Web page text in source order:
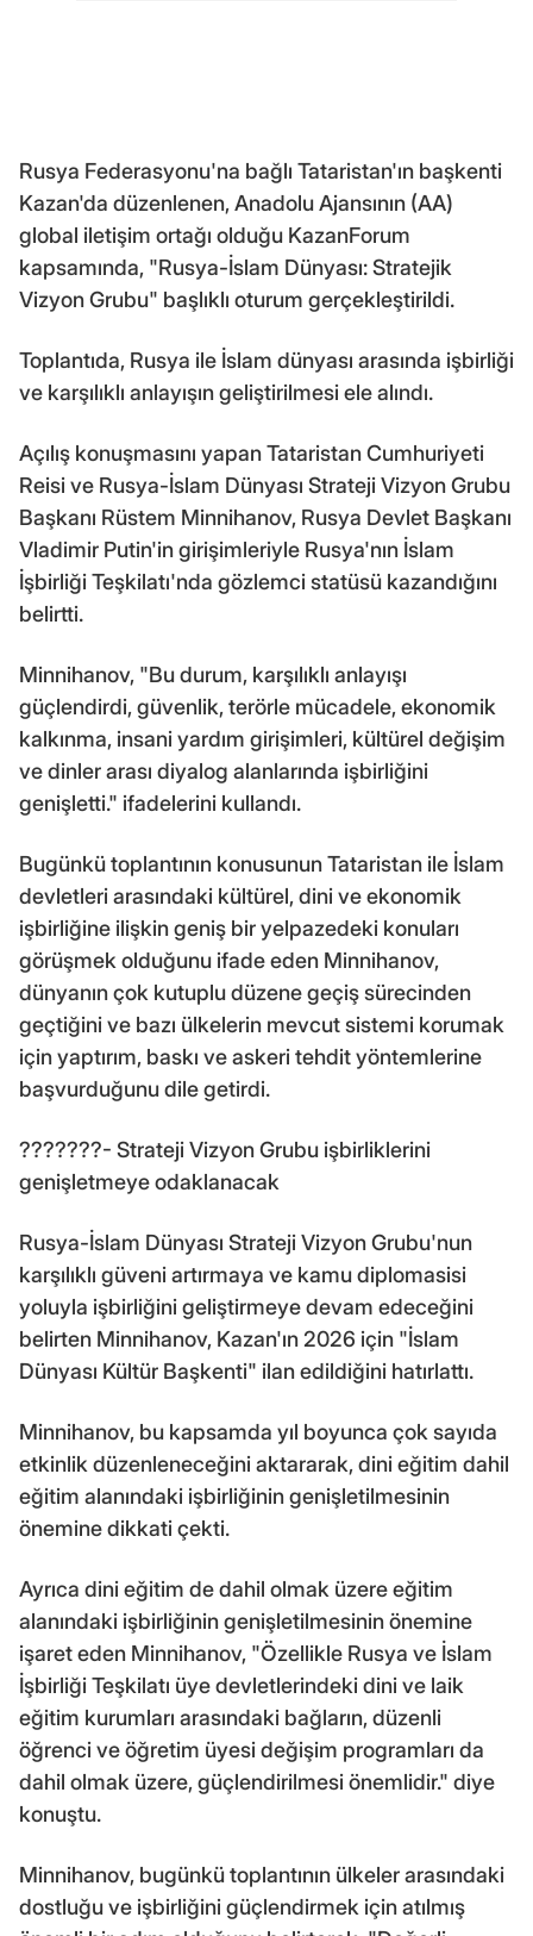
Rusya Federasyonu'na bağlı Tataristan'ın başkenti
Kazan'da düzenlenen, Anadolu Ajansının (AA)
global iletişim ortağı olduğu KazanForum
kapsamında, "Rusya-İslam Dünyası: Stratejik
Vizyon Grubu" başlıklı oturum gerçekleştirildi.
Toplantıda, Rusya ile İslam dünyası arasında işbirliği
ve karşılıklı anlayışın geliştirilmesi ele alındı.
Açılış konuşmasını yapan Tataristan Cumhuriyeti
Reisi ve Rusya-İslam Dünyası Strateji Vizyon Grubu
Başkanı Rüstem Minnihanov, Rusya Devlet Başkanı
Vladimir Putin'in girişimleriyle Rusya'nın İslam
İşbirliği Teşkilatı'nda gözlemci statüsü kazandığını
belirtti.
Minnihanov, "Bu durum, karşılıklı anlayışı
güçlendirdi, güvenlik, terörle mücadele, ekonomik
kalkınma, insani yardım girişimleri, kültürel değişim
ve dinler arası diyalog alanlarında işbirliğini
genişletti." ifadelerini kullandı.
Bugünkü toplantının konusunun Tataristan ile İslam
devletleri arasındaki kültürel, dini ve ekonomik
işbirliğine ilişkin geniş bir yelpazedeki konuları
görüşmek olduğunu ifade eden Minnihanov,
dünyanın çok kutuplu düzene geçiş sürecinden
geçtiğini ve bazı ülkelerin mevcut sistemi korumak
için yaptırım, baskı ve askeri tehdit yöntemlerine
başvurduğunu dile getirdi.
???????- Strateji Vizyon Grubu işbirliklerini
genişletmeye odaklanacak
Rusya-İslam Dünyası Strateji Vizyon Grubu'nun
karşılıklı güveni artırmaya ve kamu diplomasisi
yoluyla işbirliğini geliştirmeye devam edeceğini
belirten Minnihanov, Kazan'ın 2026 için "İslam
Dünyası Kültür Başkenti" ilan edildiğini hatırlattı.
Minnihanov, bu kapsamda yıl boyunca çok sayıda
etkinlik düzenleneceğini aktararak, dini eğitim dahil
eğitim alanındaki işbirliğinin genişletilmesinin
önemine dikkati çekti.
Ayrıca dini eğitim de dahil olmak üzere eğitim
alanındaki işbirliğinin genişletilmesinin önemine
işaret eden Minnihanov, "Özellikle Rusya ve İslam
İşbirliği Teşkilatı üye devletlerindeki dini ve laik
eğitim kurumları arasındaki bağların, düzenli
öğrenci ve öğretim üyesi değişim programları da
dahil olmak üzere, güçlendirilmesi önemlidir." diye
konuştu.
Minnihanov, bugünkü toplantının ülkeler arasındaki
dostluğu ve işbirliğini güçlendirmek için atılmış